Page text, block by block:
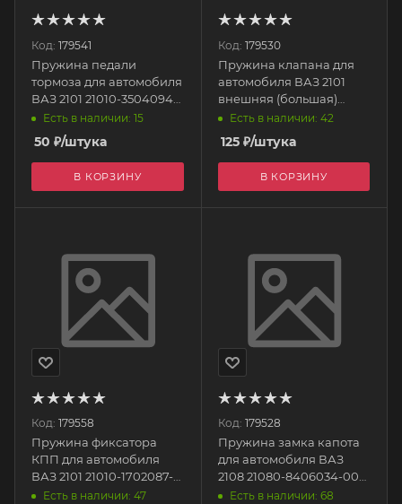
Код: 179541
Пружина педали
тормоза для автомобиля
ВАЗ 2101 21010-3504094-
008 БелЗАН
Есть в наличии: 15
50 ₽/штука
В КОРЗИНУ
Код: 179530
Пружина клапана для
автомобиля ВАЗ 2101
внешняя (большая)
21010-1007020-008
БелЗАН
Есть в наличии: 42
125₽/штука
В КОРЗИНУ
Код: 179558
Пружина фиксатора
КПП для автомобиля
ВАЗ 2101 21010-1702087-
008 БелЗАН
Есть в наличии: 47
Код: 179528
Пружина замка капота
для автомобиля ВАЗ
2108 21080-8406034-008
БелЗАН
Есть в наличии: 68